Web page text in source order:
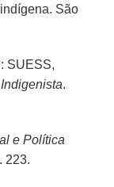
São
: SUESS,
.
e Política
223.